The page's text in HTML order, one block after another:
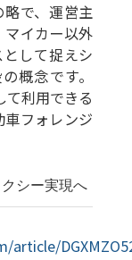
で、運営主
イカー以外
して捉えシ
概念です。
て利用できる
フォレンジ
シー実現へ